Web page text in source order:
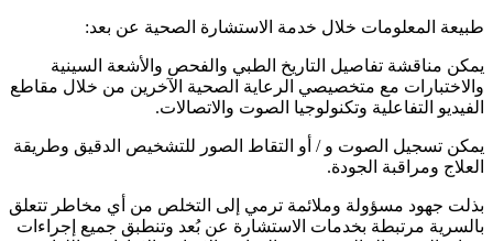
طبيعة المعلومات خلال خدمة الاستشارة الصحية عن بعد:
يمكن مناقشة تفاصيل التاريخ الطبي والفحص والأشعة السينية
والاختبارات مع متخصيصي الرعاية الصحية الآخرين من خلال مقاطع
الفيديو التفاعلية وتكنولوجيا الصوت والاتصالات.
يمكن تسجيل الصوت و / أو التقاط الصور للتشخيص الدقيق وطريقة
العلاج ومراقبة الجودة.
بذلت جهود مسؤولة وملائمة ترمي إلى التخلص من أي مخاطر تتعلق
بالسرية مرتبطة بخدمات الاستشارة عن بُعد وتنطبق جميع إجراءات